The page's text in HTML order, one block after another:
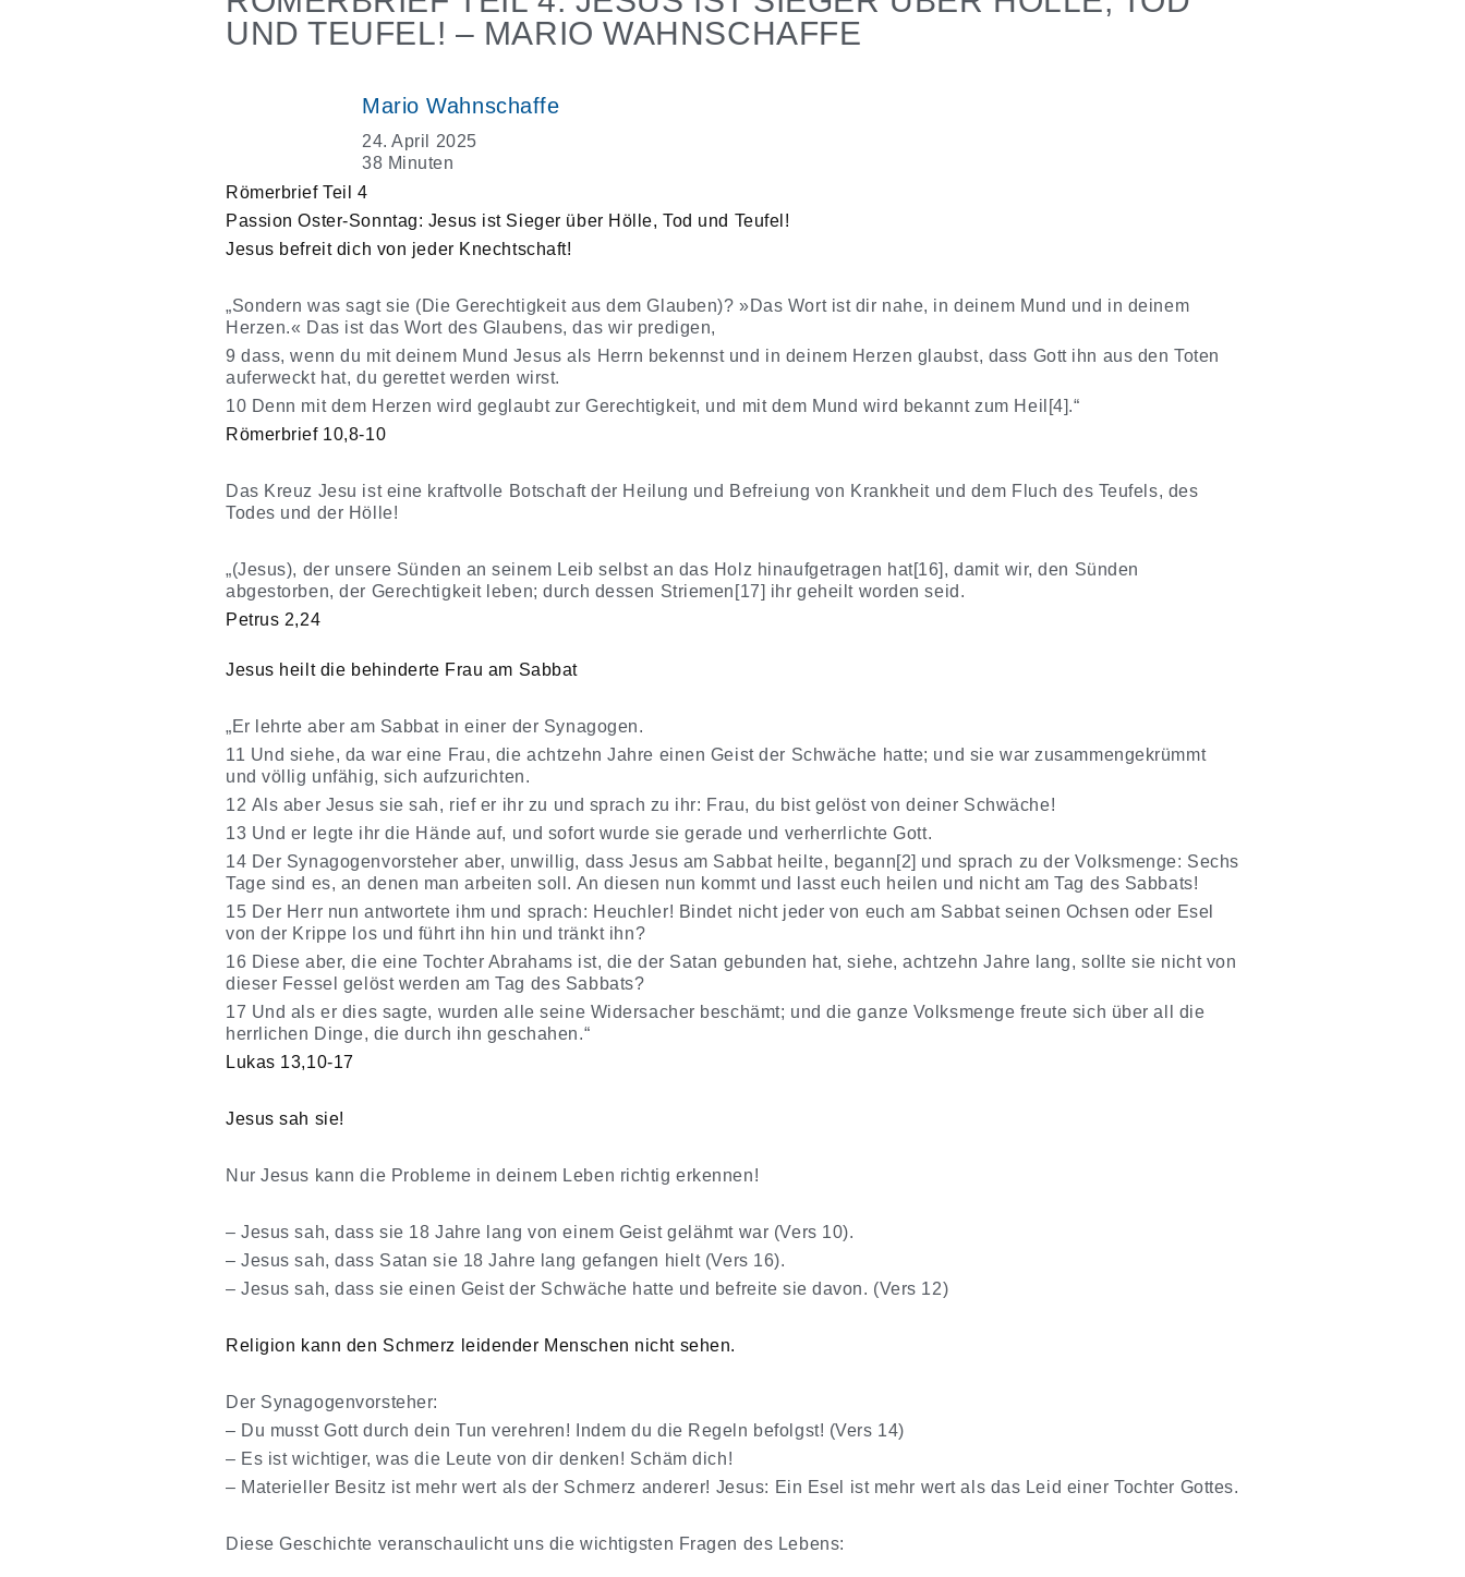
UND TEUFEL! – MARIO WAHNSCHAFFE
Mario Wahnschaffe
24. April 2025
38 Minuten
Römerbrief Teil 4
Passion Oster-Sonntag: Jesus ist Sieger über Hölle, Tod und Teufel!
Jesus befreit dich von jeder Knechtschaft!
„Sondern was sagt sie (Die Gerechtigkeit aus dem Glauben)? »Das Wort ist dir nahe, in deinem Mund und in deinem
Herzen.« Das ist das Wort des Glaubens, das wir predigen,
9 dass, wenn du mit deinem Mund Jesus als Herrn bekennst und in deinem Herzen glaubst, dass Gott ihn aus den Toten
auferweckt hat, du gerettet werden wirst.
10 Denn mit dem Herzen wird geglaubt zur Gerechtigkeit, und mit dem Mund wird bekannt zum Heil[4].“
Römerbrief 10,8-10
Das Kreuz Jesu ist eine kraftvolle Botschaft der Heilung und Befreiung von Krankheit und dem Fluch des Teufels, des
Todes und der Hölle!
„(Jesus), der unsere Sünden an seinem Leib selbst an das Holz hinaufgetragen hat[16], damit wir, den Sünden
abgestorben, der Gerechtigkeit leben; durch dessen Striemen[17] ihr geheilt worden seid.
Petrus 2,24
Jesus heilt die behinderte Frau am Sabbat
„Er lehrte aber am Sabbat in einer der Synagogen.
11 Und siehe, da war eine Frau, die achtzehn Jahre einen Geist der Schwäche hatte; und sie war zusammengekrümmt
und völlig unfähig, sich aufzurichten.
12 Als aber Jesus sie sah, rief er ihr zu und sprach zu ihr: Frau, du bist gelöst von deiner Schwäche!
13 Und er legte ihr die Hände auf, und sofort wurde sie gerade und verherrlichte Gott.
14 Der Synagogenvorsteher aber, unwillig, dass Jesus am Sabbat heilte, begann[2] und sprach zu der Volksmenge: Sechs
Tage sind es, an denen man arbeiten soll. An diesen nun kommt und lasst euch heilen und nicht am Tag des Sabbats!
15 Der Herr nun antwortete ihm und sprach: Heuchler! Bindet nicht jeder von euch am Sabbat seinen Ochsen oder Esel
von der Krippe los und führt ihn hin und tränkt ihn?
16 Diese aber, die eine Tochter Abrahams ist, die der Satan gebunden hat, siehe, achtzehn Jahre lang, sollte sie nicht von
dieser Fessel gelöst werden am Tag des Sabbats?
17 Und als er dies sagte, wurden alle seine Widersacher beschämt; und die ganze Volksmenge freute sich über all die
herrlichen Dinge, die durch ihn geschahen.“
Lukas 13,10-17
Jesus sah sie!
Nur Jesus kann die Probleme in deinem Leben richtig erkennen!
– Jesus sah, dass sie 18 Jahre lang von einem Geist gelähmt war (Vers 10).
– Jesus sah, dass Satan sie 18 Jahre lang gefangen hielt (Vers 16).
– Jesus sah, dass sie einen Geist der Schwäche hatte und befreite sie davon. (Vers 12)
Religion kann den Schmerz leidender Menschen nicht sehen.
Der Synagogenvorsteher:
– Du musst Gott durch dein Tun verehren! Indem du die Regeln befolgst! (Vers 14)
– Es ist wichtiger, was die Leute von dir denken! Schäm dich!
– Materieller Besitz ist mehr wert als der Schmerz anderer! Jesus: Ein Esel ist mehr wert als das Leid einer Tochter Gottes.
Diese Geschichte veranschaulicht uns die wichtigsten Fragen des Lebens: